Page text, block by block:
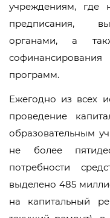
учреждениям, где
предписания,
органами, а
программ.
Ежегодно из всех
проведение
образовательным
не более
потребности
выделено 485
на капитальный